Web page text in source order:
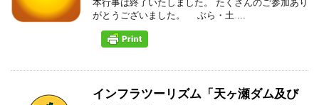
本行事は終了いたしました。 たくさんのご参加あり
がとうございました。 ぶら・土 ...
インフラツーリズム「天ヶ瀬ダム及び